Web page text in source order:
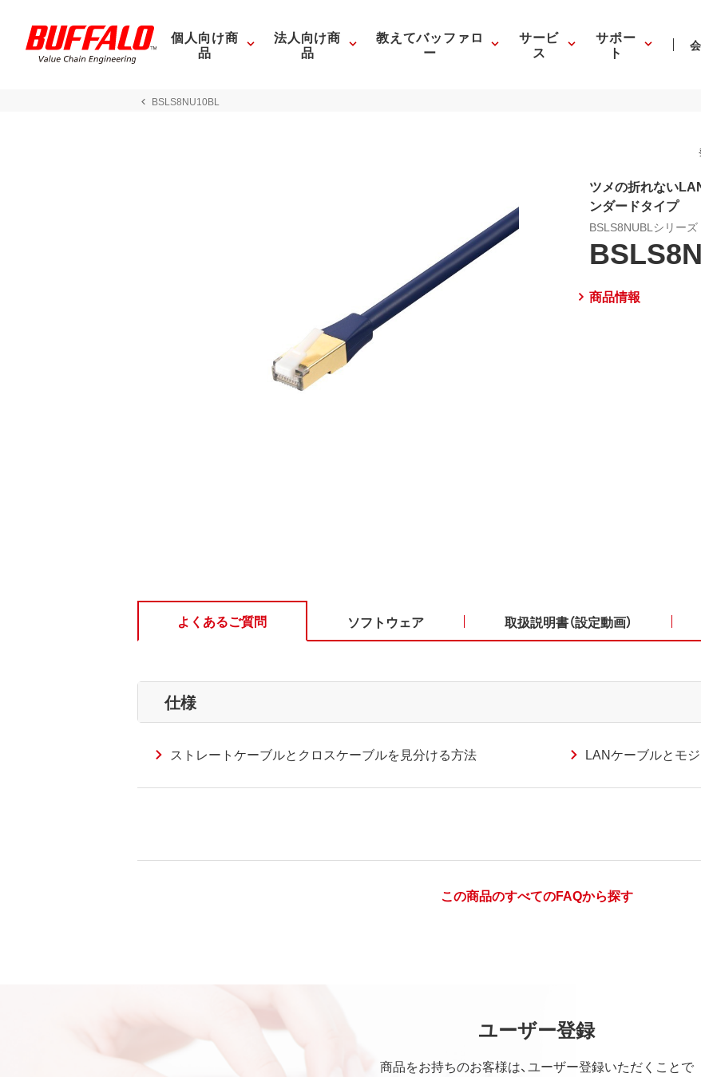
個人向け商
品
法人向け商
品
教えてバッファロ
ー
サービ
ス
サポー
ト
BSLS8NU10BL
ツメの折れない
ンダードタイプ
BSLS8NUBLシリーズ
商品情報
よくあるご質問 ソフトウェア 取扱説明書（設定動画）
仕様
ストレートケーブルとクロスケーブルを見分ける方法 LANケーブルとモ
この商品のすべてのFAQから探す
ユーザー登録
商品をお持ちのお客様は、ユーザー登録いただくことで